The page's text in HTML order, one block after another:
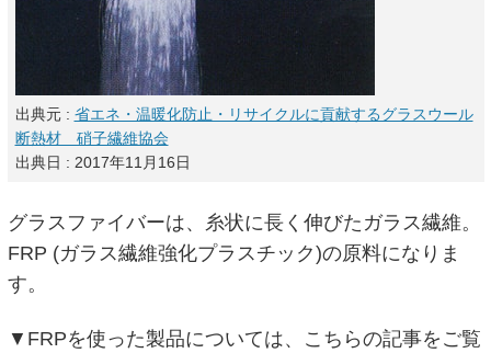
出典元 : 省エネ・温暖化防止・リサイクルに貢献するグラスウール
断熱材 硝子繊維協会
出典日 : 2017年11月16日
グラスファイバーは、糸状に長く伸びたガラス繊維。
FRP (ガラス繊維強化プラスチック)の原料になりま
す。
▼FRPを使った製品については、こちらの記事をご覧